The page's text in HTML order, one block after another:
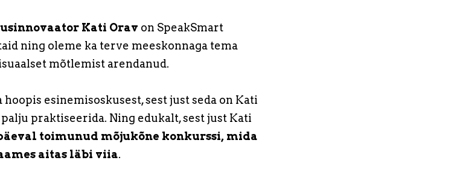
Kati Orav on SpeakSmart
ning oleme ka terve meeskonnaga tema
mõtlemist arendanud.
esinemisoskusest, sest just seda on Kati
praktiseerida. Ning edukalt, sest just Kati
toimunud mõjukõne konkurssi, mida
aitas läbi viia.